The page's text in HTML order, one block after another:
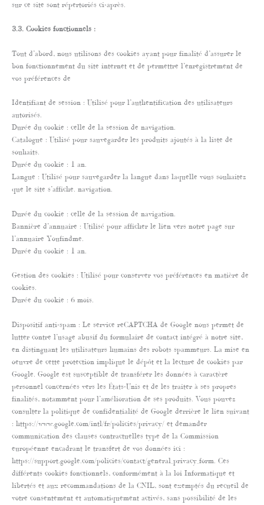
sur ce site sont répertoriés ci-après.
3.3. Cookies fonctionnels :
Tout d’abord, nous utilisons des cookies ayant pour finalité d’assurer le
bon fonctionnement du site internet et de permettre l’enregistrement de
vos préférences de
Identifiant de session : Utilisé pour l’authentification des utilisateurs
autorisés.
Durée du cookie : celle de la session de navigation.
Catalogue : Utilisé pour sauvegarder les produits ajoutés à la liste de
souhaits.
Durée du cookie : 1 an.
Langue : Utilisé pour sauvegarder la langue dans laquelle vous souhaitez
que le site s’affiche. navigation.
Durée du cookie : celle de la session de navigation.
Bannière d’annuaire : Utilisé pour afficher le lien vers notre page sur
l’annuaire Youfindme.
Durée du cookie : 1 an.
Gestion des cookies : Utilisé pour conserver vos préférences en matière de
cookies.
Durée du cookie : 6 mois.
Dispositif anti-spam : Le service reCAPTCHA de Google nous permet de
lutter contre l’usage abusif du formulaire de contact intégré à notre site,
en distinguant les utilisateurs humains des robots spammeurs. La mise en
oeuvre de cette protection implique le dépôt et la lecture de cookies par
Google. Google est susceptible de transférer les données à caractère
personnel concernées vers les États-Unis et de les traiter à ses propres
finalités, notamment pour l’amélioration de ses produits. Vous pouvez
consulter la politique de confidentialité de Google derrière le lien suivant
: https://www.google.com/intl/fr/policies/privacy/ et demander
communication des clauses contractuelles type de la Commission
européenne encadrant le transfert de vos données ici :
https://support.google.com/policies/contact/general_privacy_form. Ces
différents cookies fonctionnels, conformément à la loi Informatique et
libertés et aux recommandations de la CNIL, sont exemptés du recueil de
votre consentement et automatiquement activés, sans possibilité de les